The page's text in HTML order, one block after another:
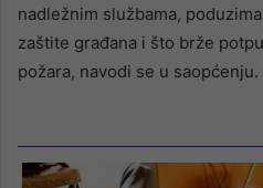
nadležnim službama,
zaštite građana i što brže
požara, navodi se u saopćenju.